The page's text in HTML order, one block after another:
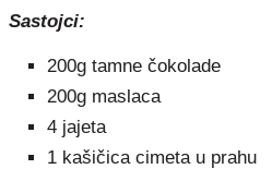
Sastojci:
200g tamne čokolade
200g maslaca
4 jajeta
1 kašičica cimeta u prahu